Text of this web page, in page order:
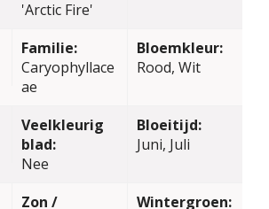
'Arctic Fire'
Familie:
Caryophyllace
ae
Bloemkleur:
Rood, Wit
Veelkleurig
blad:
Nee
Bloeitijd:
Juni, Juli
Zon /
Wintergroen: